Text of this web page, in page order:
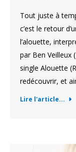
Tout juste à
c’est le retour
l’alouette,
par Ben Veilleux
single Alouette
redécouvrir, et
Lire l'article...